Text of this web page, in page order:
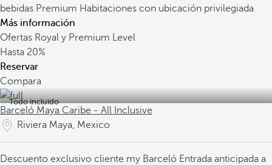
bebidas Premium Habitaciones con ubicación privilegiada
Más información
Ofertas Royal y Premium Level
Hasta 20%
Reservar
Compara
Todo incluido
Barceló Maya Caribe - All Inclusive
Riviera Maya, Mexico
Descuento exclusivo cliente my Barceló Entrada anticipada a